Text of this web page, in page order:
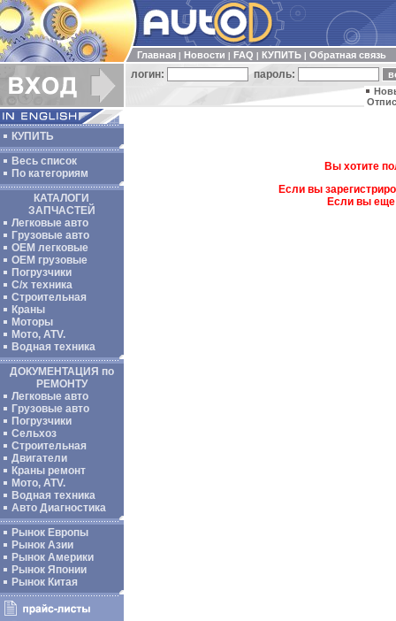
Главная Новости FAQ КУПИТЬ Обратная связь
логин: пароль:
КУПИТЬ
Весь список
По категориям
КАТАЛОГИ
ЗАПЧАСТЕЙ
Легковые авто
Грузовые авто
ОЕМ легковые
OEM грузовые
Погрузчики
С/х техника
Строительная
Краны
Моторы
Мото, ATV.
Водная техника
ДОКУМЕНТАЦИЯ по
РЕМОНТУ
Легковые авто
Грузовые авто
Погрузчики
Сельхоз
Строительная
Двигатели
Краны ремонт
Мото, ATV.
Водная техника
Авто Диагностика
Рынок Европы
Рынок Азии
Рынок Америки
Рынок Японии
Рынок Китая
Вы хотите
Если вы
Если вы еще